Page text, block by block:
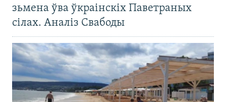
зьмена ўва ўкраінскіх Паветраных
сілах. Аналіз Свабоды